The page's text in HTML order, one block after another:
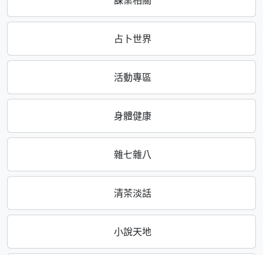
占卜世界
活動專區
身體健康
雜七雜八
清茶淡話
小說天地